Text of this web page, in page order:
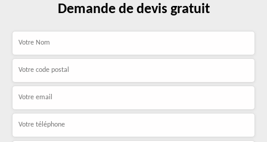
Demande de devis gratuit